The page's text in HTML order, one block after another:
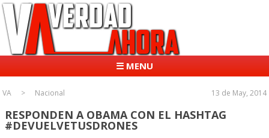
☰ MENU
VA Nacional 13 de May, 2014
RESPONDEN A OBAMA CON EL HASHTAG
#DEVUELVETUSDRONES